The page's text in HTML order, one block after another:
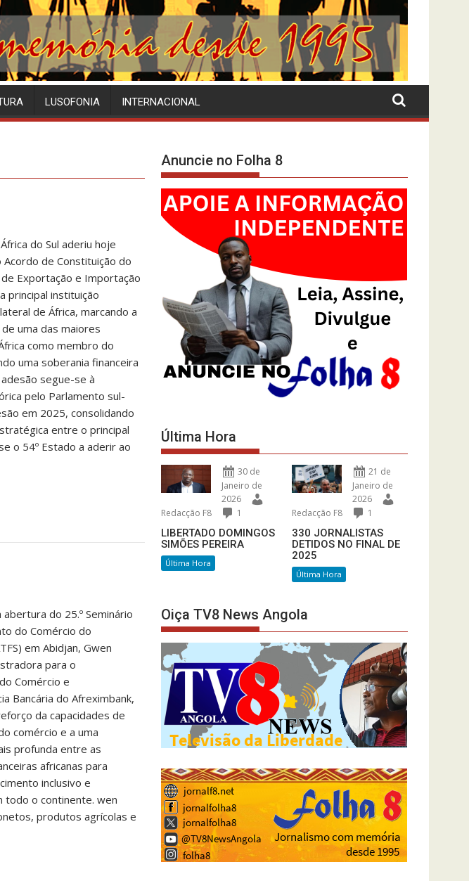
LUSOFONIA INTERNACIONAL
do Sul aderiu hoje
de Constituição do
de Exportação e Importação
principal instituição
de África, marcando a
uma das maiores
como membro do
uma soberania financeira
segue-se à
pelo Parlamento sul-
em 2025, consolidando
entre o principal
o 54º Estado a aderir ao
abertura do 25.º Seminário
do Comércio do
em Abidjan, Gwen
para o
Comércio e
Bancária do Afreximbank,
da capacidades de
comércio e a uma
profunda entre as
africanas para
inclusivo e
todo o continente. wen
produtos agrícolas e
Anuncie no Folha 8
Última Hora
30 de
Janeiro de
2026
Redacção F8
1
LIBERTADO DOMINGOS
SIMÕES PEREIRA
Última Hora
21 de
Janeiro de
2026
Redacção F8
1
330 JORNALISTAS
DETIDOS NO FINAL DE
2025
Última Hora
Oiça TV8 News Angola